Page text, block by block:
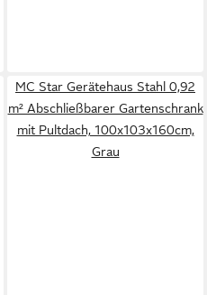
MC Star Gerätehaus Stahl 0,92
m² Abschließbarer Gartenschrank
mit Pultdach, 100x103x160cm,
Grau